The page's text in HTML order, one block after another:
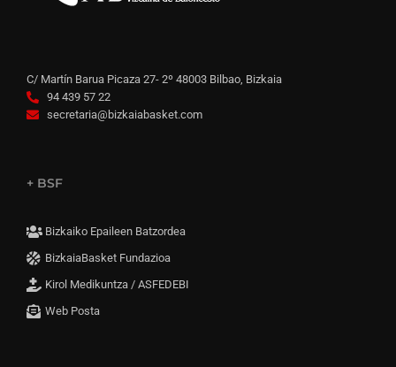
C/ Martín Barua Picaza 27- 2º 48003 Bilbao, Bizkaia
94 439 57 22
secretaria@bizkaiabasket.com
+ BSF
Bizkaiko Epaileen Batzordea
BizkaiaBasket Fundazioa
Kirol Medikuntza / ASFEDEBI
Web Posta